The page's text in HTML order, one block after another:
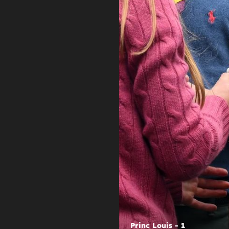
Princ Louis - 1
+
STRASTVENA PODRŠKA!
Princeza Charlotte pojavljivanjem
ovom događaju dodatno je